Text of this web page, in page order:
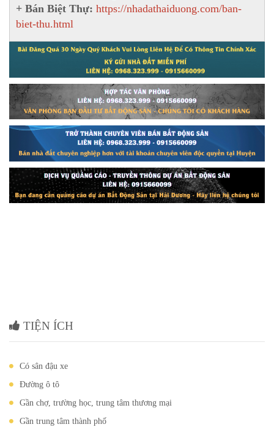
+ Bán Biệt Thự: https://nhadathaiduong.com/ban-
biet-thu.html
TIỆN ÍCH
Có sân đậu xe
Đường ô tô
Gần chợ, trường học, trung tâm thương mại
Gần trung tâm thành phố